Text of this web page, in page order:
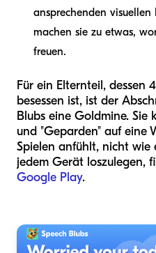
ansprechenden
machen sie zu etwas,
freuen.
Für ein Elternteil, dessen
besessen ist, ist der
Blubs eine Goldmine. Sie
und "Geparden" auf eine
Spielen anfühlt, nicht wie
jedem Gerät loszulegen,
Google Play.